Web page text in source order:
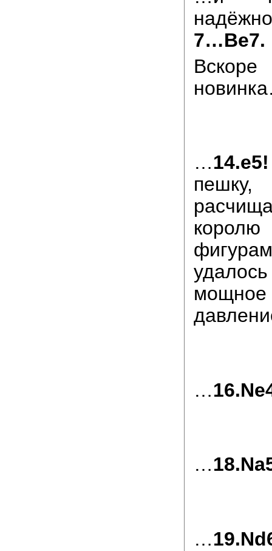
7…Be7.
Вскоре
…14.е5!
…
…
…